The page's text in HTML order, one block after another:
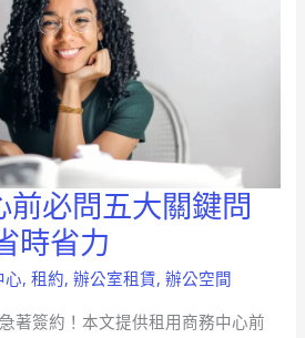
必問五大關鍵問
時省力
心,租約,辦公室租賃,辦公空間
著簽約！本文提供租用商務中心前